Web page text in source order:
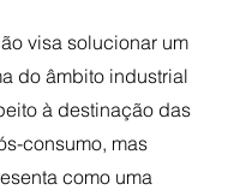
visa solucionar um
do âmbito industrial
à destinação das
consumo, mas
como uma